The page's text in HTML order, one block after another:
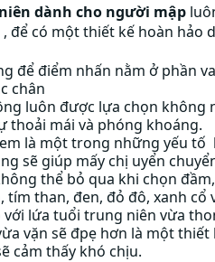
dành cho người mập
để có một thiết kế hoàn hảo
để điểm nhấn nằm ở phần
chân
luôn được lựa chọn không
thoải mái và phóng khoáng.
là một trong những yếu tố
sẽ giúp mấy chị uyển
thể bỏ qua khi chọn
than, đen, đỏ đô, xanh cổ
với lứa tuổi trung niên vừa
vặn sẽ đpẹ hơn là một thiết
cảm thấy khó chịu.